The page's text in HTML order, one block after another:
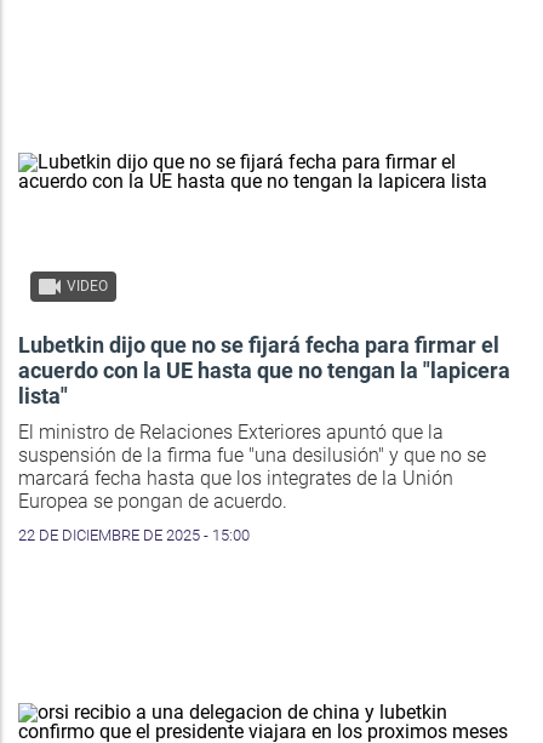
VIDEO
Lubetkin dijo que no se fijará fecha para firmar el
acuerdo con la UE hasta que no tengan la "lapicera
lista"
El ministro de Relaciones Exteriores apuntó que la
suspensión de la firma fue "una desilusión" y que no se
marcará fecha hasta que los integrates de la Unión
Europea se pongan de acuerdo.
22 DE DICIEMBRE DE 2025 - 15:00